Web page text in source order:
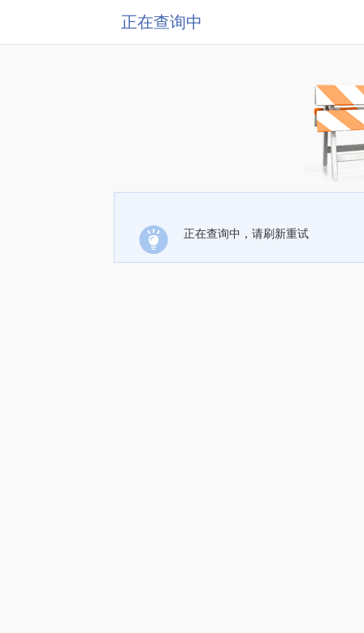
正在查询中
正在查询中，请刷新重试